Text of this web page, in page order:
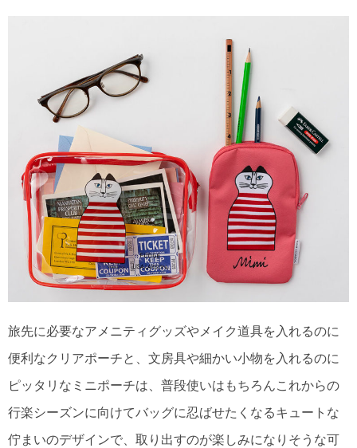
旅先に必要なアメニティグッズやメイク道具を入れるのに
便利なクリアポーチと、文房具や細かい小物を入れるのに
ピッタリなミニポーチは、普段使いはもちろんこれからの
行楽シーズンに向けてバッグに忍ばせたくなるキュートな
佇まいのデザインで、取り出すのが楽しみになりそうな可